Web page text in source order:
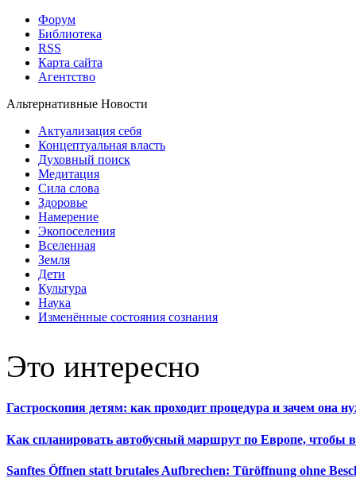
Форум
Библиотека
RSS
Карта сайта
Агентство
Альтернативные Новости
Актуализация себя
Концептуальная власть
Духовный поиск
Медитация
Сила слова
Здоровье
Намерение
Экопоселения
Вселенная
Земля
Дети
Культура
Наука
Изменённые состояния сознания
Это интересно
Гастроскопия детям: как проходит процедура и зачем она
Как спланировать автобусный маршрут по Европе, чтобы
Sanftes Öffnen statt brutales Aufbrechen: Türöffnung ohne